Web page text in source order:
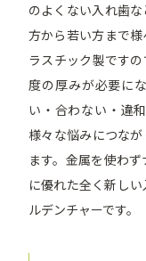
のよくない入れ歯
方から若い方まで
ラスチック製です
度の厚みが必要に
い・合わない・違
様々な悩みにつな
ます。金属を使わ
に優れた全く新し
ルデンチャーです。